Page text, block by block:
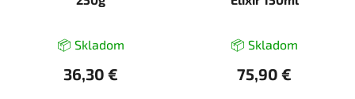
📦 Skladom
36,30 €
📦 Skladom
75,90 €